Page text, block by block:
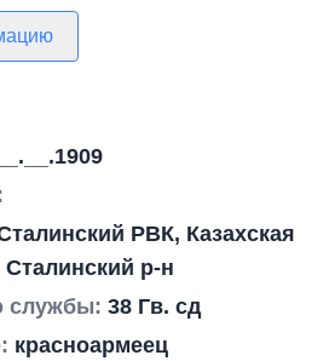
__.__.1909
РВК, Казахская
р-н
службы: 38 Гв. сд
красноармеец